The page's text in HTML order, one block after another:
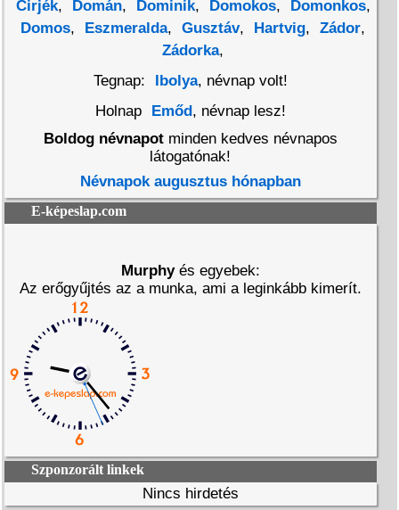
Cirjék, Domán, Dominik, Domokos, Domonkos,
Domos, Eszmeralda, Gusztáv, Hartvig, Zádor,
Zádorka,
Tegnap:
Ibolya, névnap volt!
Holnap
Emőd , névnap lesz!
Boldog névnapotminden kedves névnapos
látogatónak!
Névnapok augusztus hónapban
E-képeslap.com
Murphyés egyebek:
Az erőgyűjtés az a munka, ami a leginkább kimerít.
Szponzorált linkek
Nincs hirdetés